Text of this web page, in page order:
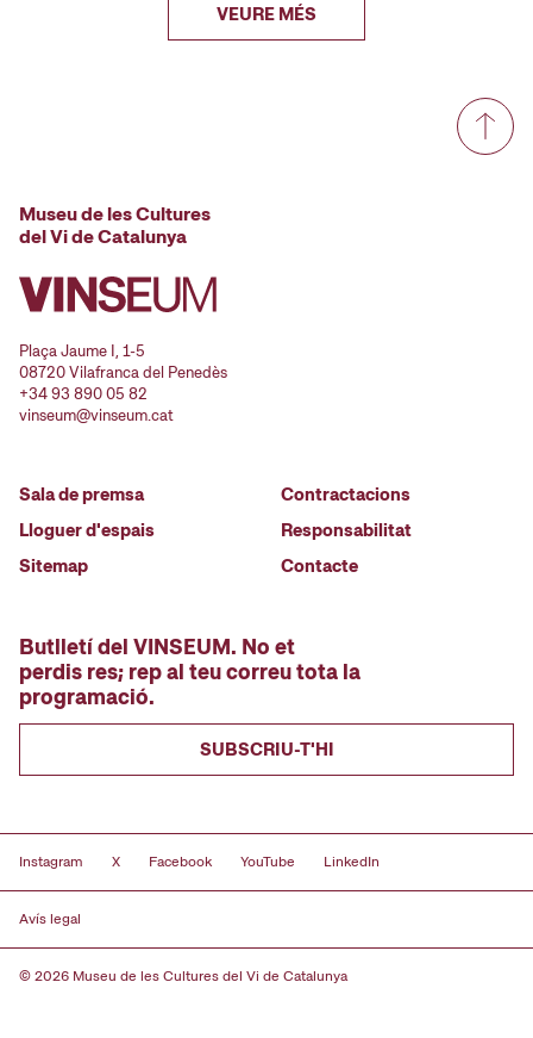
VEURE MÉS
Museu de les Cultures
del Vi de Catalunya
Plaça Jaume I, 1-5
08720 Vilafranca del Penedès
+34 93 890 05 82
vinseum@vinseum.cat
Sala de premsa
Lloguer d'espais
Sitemap
Contractacions
Responsabilitat
Contacte
Butlletí del VINSEUM. No et
perdis res; rep al teu correu tota la
programació.
SUBSCRIU-T'HI
Instagram X Facebook YouTube LinkedIn
Avís legal
© 2026 Museu de les Cultures del Vi de Catalunya